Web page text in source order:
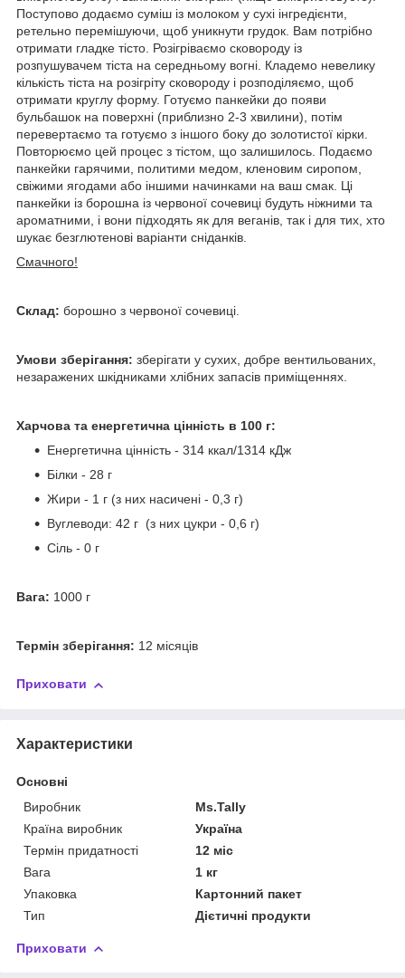
Поступово додаємо суміш із молоком у сухі інгредієнти,
ретельно перемішуючи, щоб уникнути грудок. Вам потрібно
отримати гладке тісто. Розігріваємо сковороду із
розпушувачем тіста на середньому вогні. Кладемо невелику
кількість тіста на розігріту сковороду і розподіляємо, щоб
отримати круглу форму. Готуємо панкейки до появи
бульбашок на поверхні (приблизно 2-3 хвилини), потім
перевертаємо та готуємо з іншого боку до золотистої кірки.
Повторюємо цей процес з тістом, що залишилось. Подаємо
панкейки гарячими, политими медом, кленовим сиропом,
свіжими ягодами або іншими начинками на ваш смак. Ці
панкейки із борошна із червоної сочевиці будуть ніжними та
ароматними, і вони підходять як для веганів, так і для тих, хто
шукає безглютенові варіанти сніданків.
Смачного!
Склад: борошно з червоної сочевиці.
Умови зберігання: зберігати у сухих, добре вентильованих,
незаражених шкідниками хлібних запасів приміщеннях.
Харчова та енергетична цінність в 100 г:
Енергетична цінність - 314 ккал/1314 кДж
Білки - 28 г
Жири - 1 г (з них насичені - 0,3 г)
Вуглеводи: 42 г (з них цукри - 0,6 г)
Сіль - 0 г
Вага: 1000 г
Термін зберігання: 12 місяців
Приховати
Характеристики
Основні
Виробник
Ms.Tally
Країна виробник
Україна
Термін придатності
12 міс
Вага
1 кг
Упаковка
Картонний пакет
Тип
Дієтичні продукти
Приховати